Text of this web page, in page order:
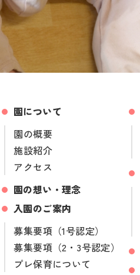
園について
園の概要
施設紹介
アクセス
園の想い・理念
入園のご案内
募集要項（1号認定）
募集要項（2・3号認定）
プレ保育について